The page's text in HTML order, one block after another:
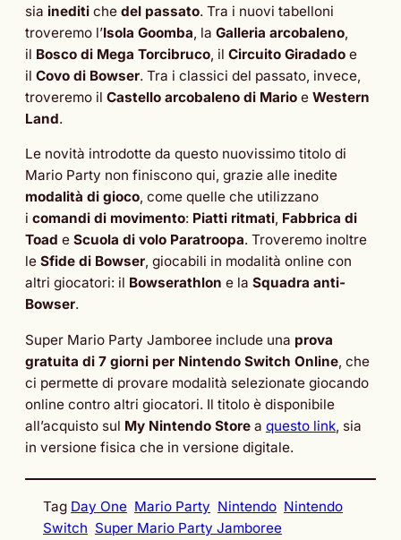
sia inediti che del passato. Tra i nuovi tabelloni
troveremo l’Isola Goomba, la Galleria arcobaleno,
il Bosco di Mega Torcibruco, il Circuito Giradado e
il Covo di Bowser. Tra i classici del passato, invece,
troveremo il Castello arcobaleno di Mario e Western
Land.
Le novità introdotte da questo nuovissimo titolo di
Mario Party non finiscono qui, grazie alle inedite
modalità di gioco, come quelle che utilizzano
i comandi di movimento: Piatti ritmati, Fabbrica di
Toad e Scuola di volo Paratroopa. Troveremo inoltre
le Sfide di Bowser, giocabili in modalità online con
altri giocatori: il Bowserathlon e la Squadra anti-
Bowser.
Super Mario Party Jamboree include una prova
gratuita di 7 giorni per Nintendo Switch Online, che
ci permette di provare modalità selezionate giocando
online contro altri giocatori. Il titolo è disponibile
all’acquisto sul My Nintendo Store a questo link, sia
in versione fisica che in versione digitale.
Tag Day One Mario Party Nintendo Nintendo
Switch Super Mario Party Jamboree